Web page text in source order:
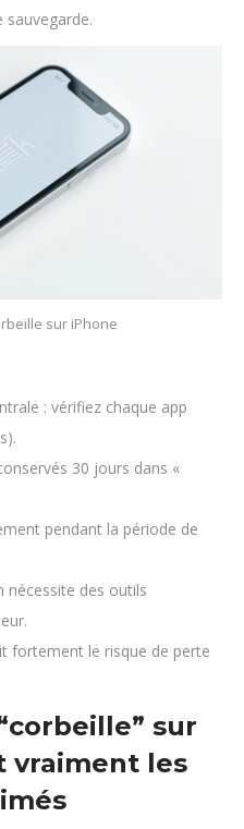
sur iPhone
: vérifiez chaque app
30 jours dans «
pendant la période de
nécessite des outils
fortement le risque de perte
sur
vraiment les